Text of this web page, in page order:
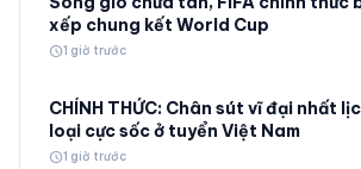
xếp chung kết World Cup
schedule1 giờ trước
CHÍNH THỨC: Chân sút vĩ đại nhất
loại cực sốc ở tuyển Việt Nam
schedule1 giờ trước